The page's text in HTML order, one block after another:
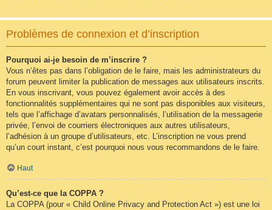
Problèmes de connexion et d’inscription
Pourquoi ai-je besoin de m’inscrire ?
Vous n’êtes pas dans l’obligation de le faire, mais les administrateurs du
forum peuvent limiter la publication de messages aux utilisateurs inscrits.
En vous inscrivant, vous pouvez également avoir accès à des
fonctionnalités supplémentaires qui ne sont pas disponibles aux visiteurs,
tels que l’affichage d’avatars personnalisés, l’utilisation de la messagerie
privée, l’envoi de courriers électroniques aux autres utilisateurs,
l’adhésion à un groupe d’utilisateurs, etc. L’inscription ne vous prend
qu’un court instant, c’est pourquoi nous vous recommandons de le faire.
Haut
Qu’est-ce que la COPPA ?
La COPPA (pour « Child Online Privacy and Protection Act ») est une loi